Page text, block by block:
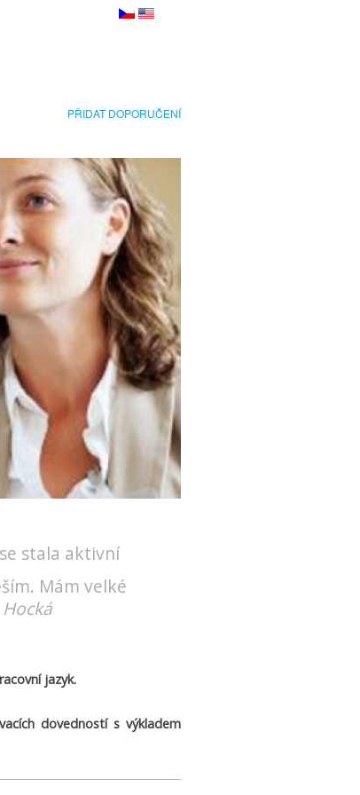
PŘIDAT DOPORUČENÍ
stala aktivní
Mám velké
jazyk.
dovedností s výkladem